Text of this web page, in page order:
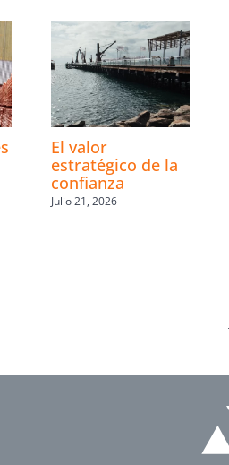
El valor
estratégico de la
confianza
Julio 21, 2026